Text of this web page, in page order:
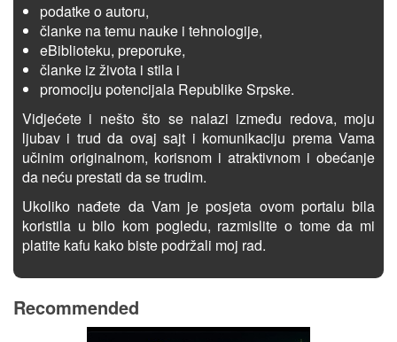
podatke o autoru,
članke na temu nauke i tehnologije,
eBiblioteku, preporuke,
članke iz života i stila i
promociju potencijala Republike Srpske.
Vidjećete i nešto što se nalazi između redova, moju
ljubav i trud da ovaj sajt i komunikaciju prema Vama
učinim originalnom, korisnom i atraktivnom i obećanje
da neću prestati da se trudim.
Ukoliko nađete da Vam je posjeta ovom portalu bila
koristila u bilo kom pogledu, razmislite o tome da mi
platite kafu kako biste podržali moj rad.
Recommended